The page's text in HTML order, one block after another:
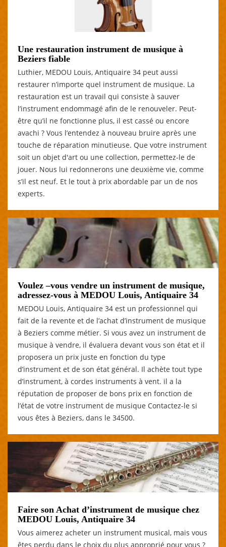
Une restauration instrument de musique à
Beziers fiable
Luthier, MEDOU Louis, Antiquaire 34 peut aussi
restaurer n’importe quel instrument de musique. La
restauration est un travail qui consiste à sauver
l’instrument endommagé afin de le renouveler. Peut-
être qu’il ne fonctionne plus, il est cassé ou encore
avachi ? Vous l’entendez à nouveau bruire après une
touche de réparation minutieuse. Que votre instrument
soit un objet d'art ou une collection, permettez-le de
jouer. Nous lui redonnerons une deuxième vie, comme
s’il est neuf. Et le tout à prix abordable par un de nos
experts.
Voulez –vous vendre un instrument de musique,
adressez-vous à MEDOU Louis, Antiquaire 34
MEDOU Louis, Antiquaire 34 est un professionnel qui
fait de la revente et de l’achat d’instrument de musique
à Beziers comme métier. Si vous avez un instrument de
musique à vendre, il évaluera devant vous son état et il
proposera un prix juste en fonction du type
d’instrument et de son état général. Il achète tout type
d’instrument, à cordes instruments à vent. il a la
réputation de proposer de bons prix en fonction de
l’état de votre instrument de musique Contactez-le si
vous êtes à Beziers, dans le 34500.
Faire son Achat d’instrument de musique chez
MEDOU Louis, Antiquaire 34
Vous aimerez acheter un instrument musical, mais vous
êtes perdu dans le choix du plus approprié pour vous ?